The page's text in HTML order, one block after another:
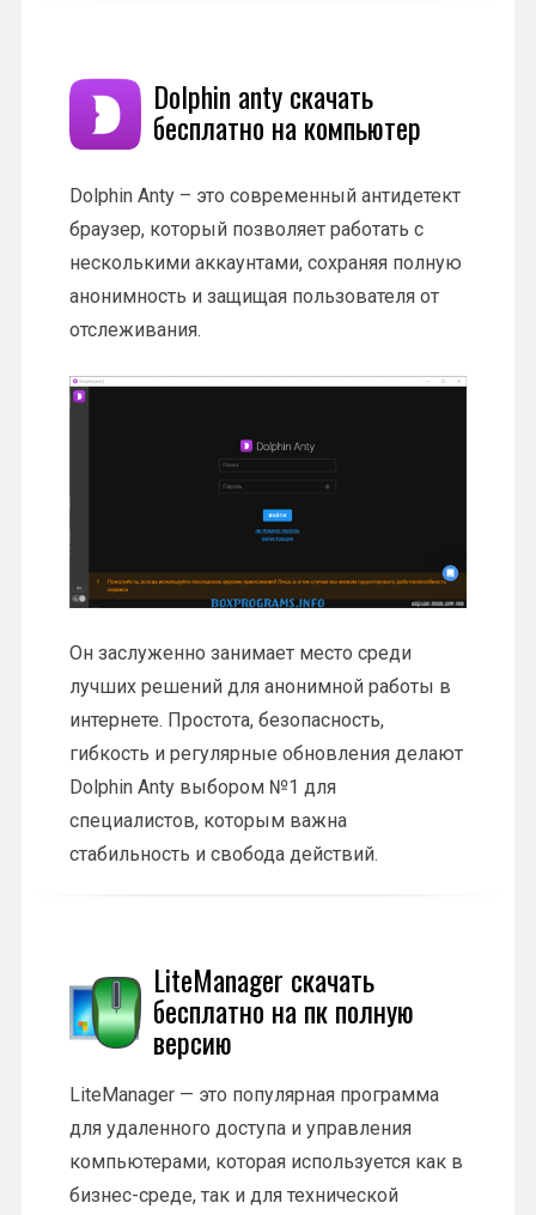
Dolphin anty скачать
бесплатно на компьютер
Dolphin Anty – это современный антидетект
браузер, который позволяет работать с
несколькими аккаунтами, сохраняя полную
анонимность и защищая пользователя от
отслеживания.
Он заслуженно занимает место среди
лучших решений для анонимной работы в
интернете. Простота, безопасность,
гибкость и регулярные обновления делают
Dolphin Anty выбором №1 для
специалистов, которым важна
стабильность и свобода действий.
LiteManager скачать
бесплатно на пк полную
версию
LiteManager — это популярная программа
для удаленного доступа и управления
компьютерами, которая используется как в
бизнес-среде, так и для технической